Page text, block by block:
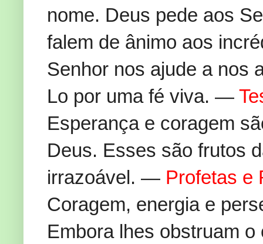
nome. Deus pede aos
falem de ânimo aos
Senhor nos ajude a nos
Lo por uma fé viva. —
Esperança e coragem
Deus. Esses são frutos
irrazoável. — Profetas e
Coragem, energia e
Embora lhes obstruam